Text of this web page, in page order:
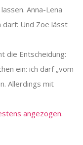
Anna-Lena
Und Zoe lässt
die Entscheidung:
ein: ich darf „vom
Allerdings mit
angezogen.